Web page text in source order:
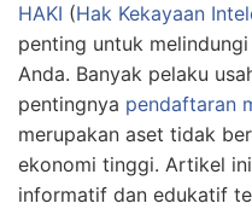
HAKI (Hak Kekayaan
penting untuk
Anda. Banyak pelaku
pentingnya pendaftaran
merupakan aset tidak
ekonomi tinggi. Artikel
informatif dan edukatif